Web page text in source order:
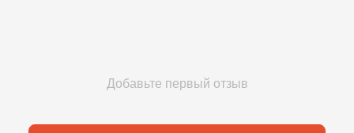
Добавьте первый отзыв